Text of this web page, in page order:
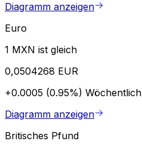
Diagramm anzeigen
Euro
1 MXN ist gleich
0,0504268 EUR
+0.0005 (0.95%) Wöchentlich
Diagramm anzeigen
Britisches Pfund